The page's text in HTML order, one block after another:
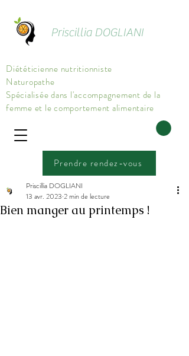
Priscillia DOGLIANI
Prendre rendez-vous
Diététicienne nutritionniste
Naturopathe
Spécialisée dans l'accompagnement de la
femme et le comportement alimentaire
Bien manger au printemps !
Priscillia DOGLIANI
13 avr. 2023 2 min de lecture